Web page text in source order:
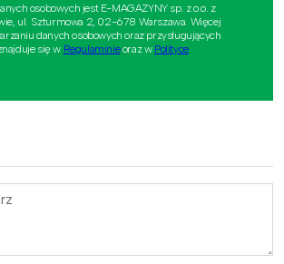
osobowych jest E-MAGAZYNY sp. z o.o. z
ul. Szturmowa 2, 02-678 Warszawa. Więcej
danych osobowych oraz przysługujących
się w Regulaminieoraz w Polityce